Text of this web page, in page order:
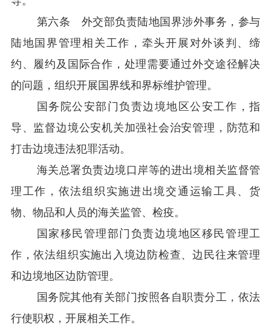
第六条 外交部负责陆地国界涉外事务，参与
陆地国界管理相关工作，牵头开展对外谈判、缔
约、履约及国际合作，处理需要通过外交途径解决
的问题，组织开展国界线和界标维护管理。
国务院公安部门负责边境地区公安工作，指
导、监督边境公安机关加强社会治安管理，防范和
打击边境违法犯罪活动。
海关总署负责边境口岸等的进出境相关监督管
理工作，依法组织实施进出境交通运输工具、货
物、物品和人员的海关监管、检疫。
国家移民管理部门负责边境地区移民管理工
作，依法组织实施出入境边防检查、边民往来管理
和边境地区边防管理。
国务院其他有关部门按照各自职责分工，依法
行使职权，开展相关工作。